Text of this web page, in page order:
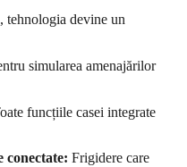
tehnologia devine un
simularea amenajărilor
funcțiile casei integrate
conectate: Frigidere care